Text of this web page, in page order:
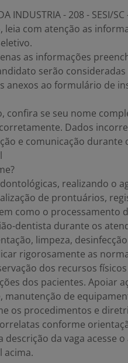
INDUSTRIA - 208 - SESI/
leia com atenção as
as informações
serão consideradas
anexos ao formulário de
confira se seu nome
Dados
e comunicação durante
realizando o
de prontuários,
como o processamento
dentista durante os
limpeza,
rigorosamente as
dos recursos
dos pacientes. Apoiar
manutenção de
os procedimentos e
conforme
da vaga acesse o
acima.